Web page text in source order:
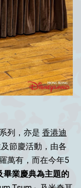
列，亦是 香港迪
節慶活動，由各
萬有，而在今年5
畢業慶典為主題的